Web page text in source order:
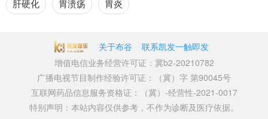
肝硬化 胃溃疡 胃炎
关于布谷
联系凯发一触即发
增值电信业务经营许可证：冀b2-20210782
广播电视节目制作经验许可证：（冀）字 第90045号
互联网药品信息服务资格证：（冀）-经营性-2021-0017
特别声明：本站内容仅供参考，不作为诊断及医疗依据。